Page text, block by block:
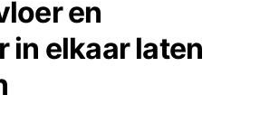
en
in elkaar laten